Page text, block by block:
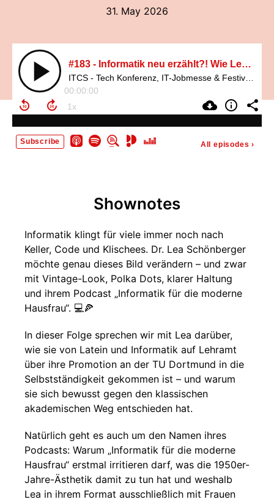
31. May 2026
#183 - Informatik neu erzählt?! Wie Lea Schönberger Tech verständlich macht und Frauen in der IT sichtbar macht
00:00:00
Subscribe All episodes ›
Shownotes
Informatik klingt für viele immer noch nach
Keller, Code und Klischees. Dr. Lea Schönberger
möchte genau dieses Bild verändern – und zwar
mit Vintage-Look, Polka Dots, klarer Haltung
und ihrem Podcast „Informatik für die moderne
Hausfrau“. 💻🍕
In dieser Folge sprechen wir mit Lea darüber,
wie sie von Latein und Informatik auf Lehramt
über ihre Promotion an der TU Dortmund in die
Selbstständigkeit gekommen ist – und warum
sie sich bewusst gegen den klassischen
akademischen Weg entschieden hat.
Natürlich geht es auch um den Namen ihres
Podcasts: Warum „Informatik für die moderne
Hausfrau“ erstmal irritieren darf, was die 1950er-
Jahre-Ästhetik damit zu tun hat und weshalb
Lea in ihrem Format ausschließlich mit Frauen